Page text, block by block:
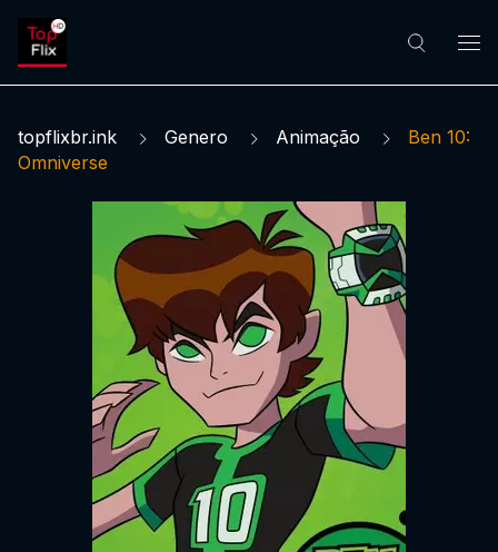
topflixbr.ink Genero Animação
Ben 10:
Omniverse